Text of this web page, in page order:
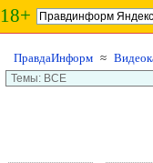
18+
ПравдаИнформ ≈